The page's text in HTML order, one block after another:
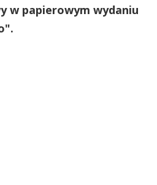
w papierowym wydaniu